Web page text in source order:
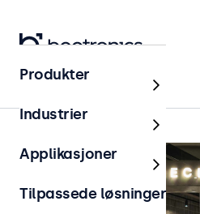
Hjem
Produkter
Industrier
Applikasjoner
Tilpassede løsninger